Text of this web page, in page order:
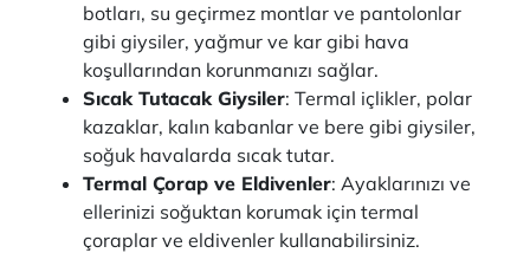
botları, su geçirmez montlar ve pantolonlar
gibi giysiler, yağmur ve kar gibi hava
koşullarından korunmanızı sağlar.
Sıcak Tutacak Giysiler: Termal içlikler, polar
kazaklar, kalın kabanlar ve bere gibi giysiler,
soğuk havalarda sıcak tutar.
Termal Çorap ve Eldivenler: Ayaklarınızı ve
ellerinizi soğuktan korumak için termal
çoraplar ve eldivenler kullanabilirsiniz.